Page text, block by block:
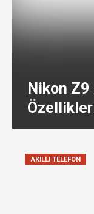
Nikon Z9
AKILLI TELEFON